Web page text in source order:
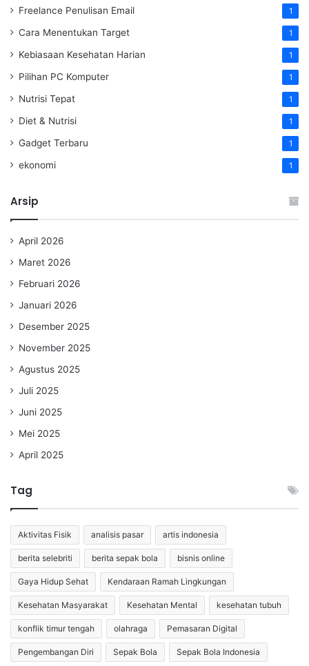
Freelance Penulisan Email 1
Cara Menentukan Target 1
Kebiasaan Kesehatan Harian 1
Pilihan PC Komputer 1
Nutrisi Tepat 1
Diet & Nutrisi 1
Gadget Terbaru 1
ekonomi 1
Arsip
April 2026
Maret 2026
Februari 2026
Januari 2026
Desember 2025
November 2025
Agustus 2025
Juli 2025
Juni 2025
Mei 2025
April 2025
Tag
Aktivitas Fisik analisis pasar artis indonesia
berita selebriti berita sepak bola bisnis online
Gaya Hidup Sehat Kendaraan Ramah Lingkungan
Kesehatan Masyarakat Kesehatan Mental kesehatan tubuh
konflik timur tengah olahraga Pemasaran Digital
Pengembangan Diri Sepak Bola Sepak Bola Indonesia